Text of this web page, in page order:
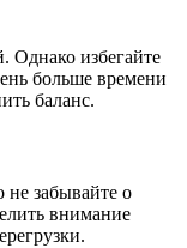
Однако избегайте
больше времени
баланс.
не забывайте о
внимание